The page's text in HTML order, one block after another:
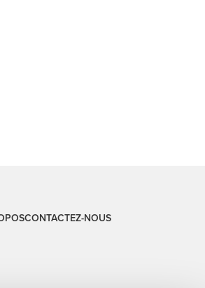
CONTACTEZ-NOUS